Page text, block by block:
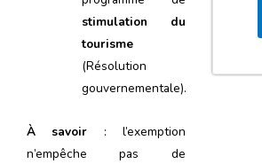
stimulation du
tourisme
(Résolution
gouvernementale).
À savoir : l’exemption
n’empêche pas de